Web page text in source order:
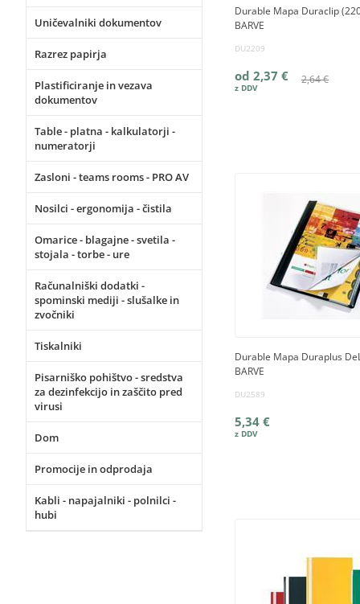
Uničevalniki dokumentov
Razrez papirja
Plastificiranje in vezava
dokumentov
Table - platna - kalkulatorji -
numeratorji
Zasloni - teams rooms - PRO AV
Nosilci - ergonomija - čistila
Omarice - blagajne - svetila -
stojala - torbe - ure
Računalniški dodatki -
spominski mediji - slušalke in
zvočniki
Tiskalniki
Pisarniško pohištvo - sredstva
za dezinfekcijo in zaščito pred
virusi
Dom
Promocije in odprodaja
Kabli - napajalniki - polnilci -
hubi
Durable Mapa Duraclip
BARVE
DU2209
2,64 €
od 2,37 €
Durable Mapa Duraplus
BARVE
DU2589
5,34 €